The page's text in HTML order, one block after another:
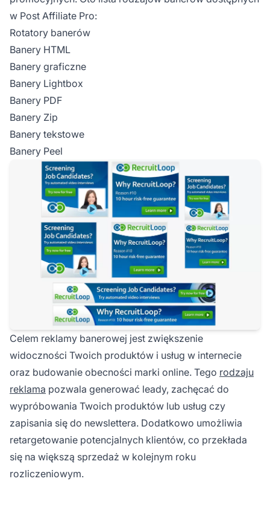
w Post Affiliate Pro:
Rotatory banerów
Banery HTML
Banery graficzne
Banery Lightbox
Banery PDF
Banery Zip
Banery tekstowe
Banery Peel
Celem reklamy banerowej jest zwiększenie
widoczności Twoich produktów i usług w internecie
oraz budowanie obecności marki online. Tego rodzaju
reklama pozwala generować leady, zachęcać do
wypróbowania Twoich produktów lub usług czy
zapisania się do newslettera. Dodatkowo umożliwia
retargetowanie potencjalnych klientów, co przekłada
się na większą sprzedaż w kolejnym roku
rozliczeniowym.